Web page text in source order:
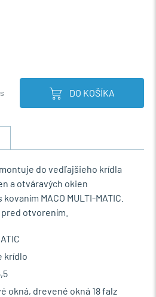
DO KOŠÍKA
do vedľajšieho krídla
a otváravých okien
MACO MULTI-MATIC.
otvorením.
krídlo
okná, drevené okná 18 falz